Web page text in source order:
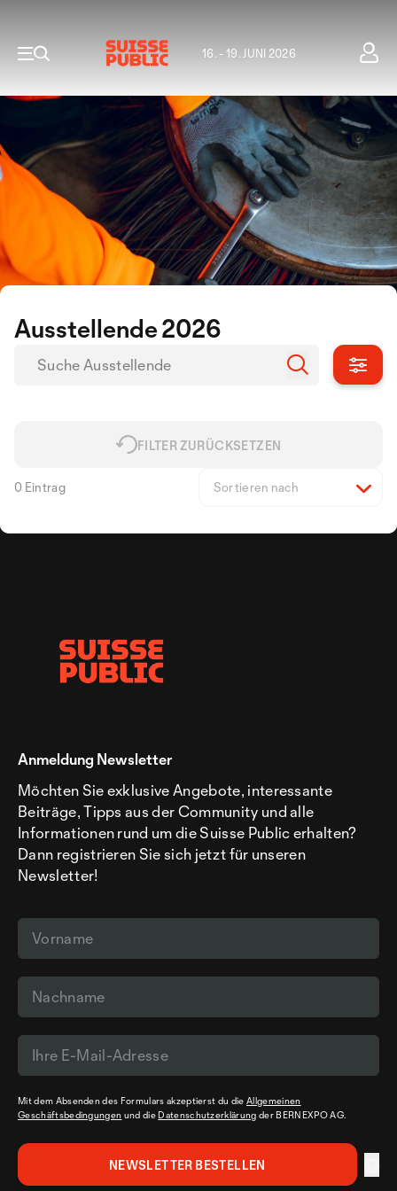
16. - 19. JUNI 2026
Ausstellende 2026
FILTER ZURÜCKSETZEN
0 Eintrag Sortieren nach
Anmeldung Newsletter
Möchten Sie exklusive Angebote, interessante
Beiträge, Tipps aus der Community und alle
Informationen rund um die Suisse Public erhalten?
Dann registrieren Sie sich jetzt für unseren
Newsletter!
Mit dem Absenden des Formulars akzeptierst du dieAllgemeinen
Geschäftsbedingungen und die Datenschutzerklärung der BERNEXPO AG.